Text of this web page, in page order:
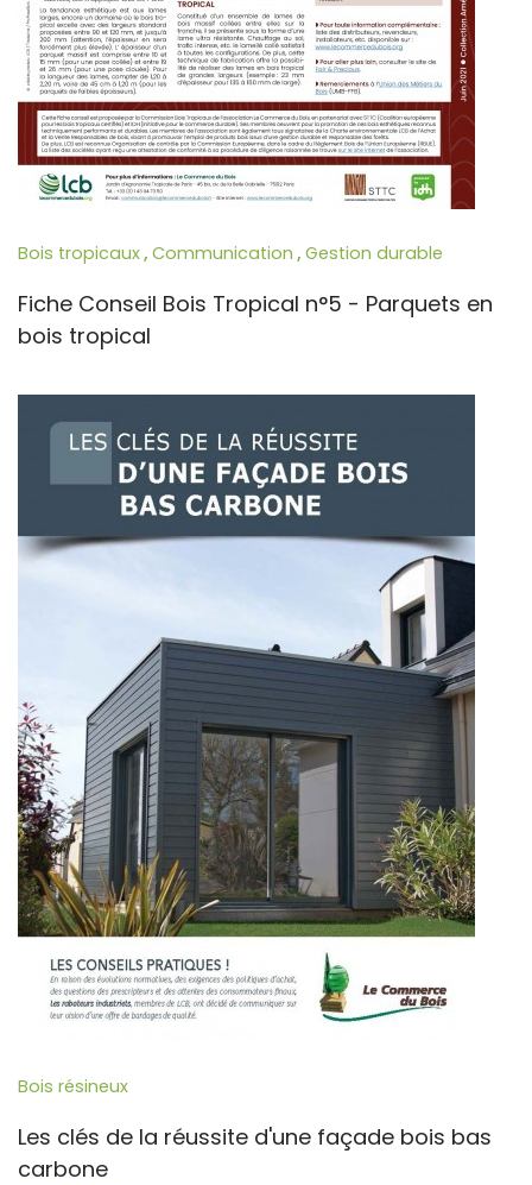
Bois tropicaux, Communication , Gestion durable
Fiche Conseil Bois Tropical n°5 - Parquets en
bois tropical
Bois résineux
Les clés de la réussite d'une façade bois bas
carbone